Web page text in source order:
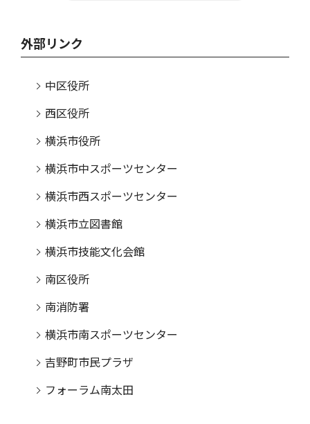
外部リンク
中区役所
西区役所
横浜市役所
横浜市中スポーツセンター
横浜市西スポーツセンター
横浜市立図書館
横浜市技能文化会館
南区役所
南消防署
横浜市南スポーツセンター
吉野町市民プラザ
フォーラム南太田